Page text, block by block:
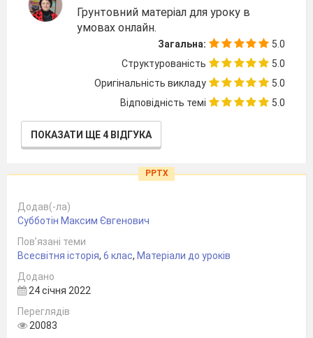
Грунтовний матеріал для уроку в
умовах онлайн.
Загальна:
5.0
Структурованість
5.0
Оригінальність викладу
5.0
Відповідність темі
5.0
ПОКАЗАТИ ЩЕ 4 ВІДГУКА
PPTX
Додав(-ла)
Субботін Максим Євгенович
Пов’язані теми
Всесвітня історія, 6 клас, Матеріали до уроків
Додано
24 січня 2022
Переглядів
20083